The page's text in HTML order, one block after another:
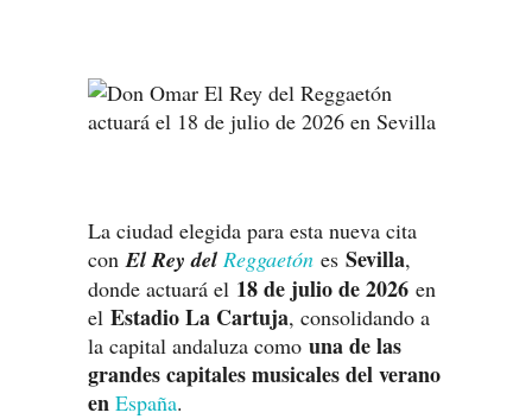
La ciudad elegida para esta nueva cita
conEl Rey del Reggaetón es Sevilla,
donde actuará el 18 de julio de 2026 en
el Estadio La Cartuja, consolidando a
la capital andaluza como una de las
grandes capitales musicales del verano
en España.